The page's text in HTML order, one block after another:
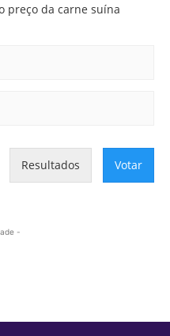
preço da carne suína
Resultados Votar
-